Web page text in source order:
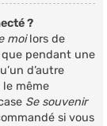
?
moilors de
pendant une
d’autre
même
Se souvenir
si vous